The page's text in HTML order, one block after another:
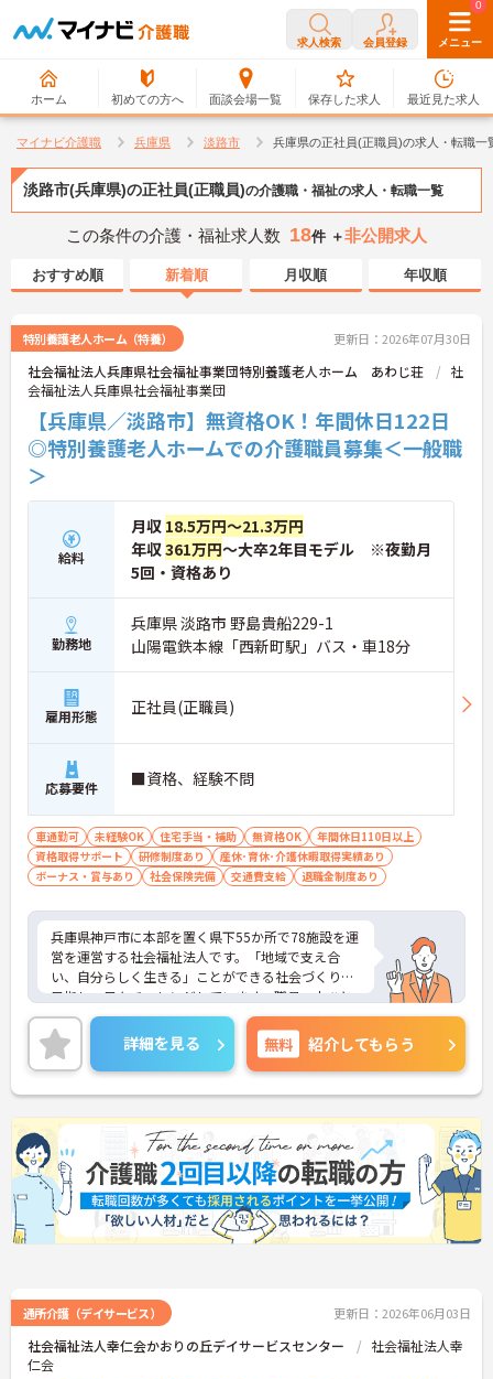
求人検索 会員登録 メニュー
ホーム 初めての方へ 面談会場一覧
0
保存した求人
0
最近見た求人
マイナビ介護職 兵庫県 淡路市 兵庫県の正社員(正職員)の求人・転職一
淡路市(兵庫県)の正社員(正職員)の介護職・福祉の求人・転職一覧
この条件の介護・福祉求人数 18件 ＋非公開求人
おすすめ順 新着順 月収順 年収順
特別養護老人ホーム（特養） 更新日：2026年07月30日
社会福祉法人兵庫県社会福祉事業団特別養護老人ホーム あわじ荘
社
会福祉法人兵庫県社会福祉事業団
【兵庫県／淡路市】無資格OK！年間休日122日
◎特別養護老人ホームでの介護職員募集＜一般職
＞
給料
月収 18.5万円～21.3万円
年収361万円～大卒2年目モデル ※夜勤月
5回・資格あり
勤務地
兵庫県 淡路市 野島貴船229-1
山陽電鉄本線「西新町駅」バス・車18分
雇用形態 正社員(正職員)
応募要件 ■資格、経験不問
車通勤可 未経験OK 住宅手当・補助 無資格OK
年間休日110日以上
資格取得サポート
研修制度あり
産休･育休･介護休暇取得実績あり
ボーナス・賞与あり
社会保険完備 交通費支給 退職金制度あり
兵庫県神戸市に本部を置く県下55か所で78施設を運
営を運営する社会福祉法人です。「地域で支え合
い、自分らしく生きる」ことができる社会づくりを
目指し、日々チャレンジしています。職員一人ひと
りも職員が、その能力を発揮できるような職場環境
づくりにも注力し、研修や自己研鑽のバックアップ
を整え、また職種の垣根を超えたチームワークを大
切に活気ある職場づくりを行なっています。ご興味
のある方には、面接対策ポイントなど、さらに詳細
をお話ししますのでお気軽にご相談ください！
詳細を見る 無料 紹介してもらう
通所介護（デイサービス） 更新日：2026年06月03日
社会福祉法人幸仁会かおりの丘デイサービスセンター
社会福祉法人幸
仁会